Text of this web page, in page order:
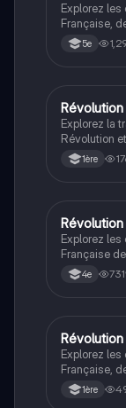
Explorez
Française,
1792 à la
résumé
tumultueuse
5e
Histoire
Explorez la
Révolution
les
1ère
Histoire
Explorez
Française
Déclaration
les figures
de l'histoire
4e 731
Histoire
Explorez
Française,
de
1ère